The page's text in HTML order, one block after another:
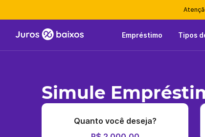
Empréstimo Tipos
Simule
Quanto você deseja?